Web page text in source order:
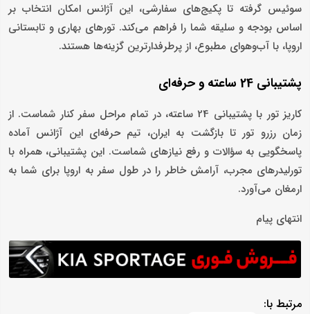
سوئیس گرفته تا پکیج‌های سفارشی، این آژانس امکان انتخاب بر
اساس بودجه و سلیقه شما را فراهم می‌کند. تورهای بهاری و تابستانی
اروپا، با آب‌وهوای مطبوع، از پرطرفدارترین گزینه‌ها هستند.
پشتیبانی 24 ساعته و حرفه‌ای
کاریز تور با پشتیبانی 24 ساعته، در تمام مراحل سفر کنار شماست. از
زمان رزرو تور تا بازگشت به ایران، تیم حرفه‌ای این آژانس آماده
پاسخگویی به سؤالات و رفع نیازهای شماست. این پشتیبانی، همراه با
تورلیدرهای مجرب، آرامش خاطر را در طول سفر به اروپا برای شما به
ارمغان می‌آورد.
انتهای پیام
مرتبط با: